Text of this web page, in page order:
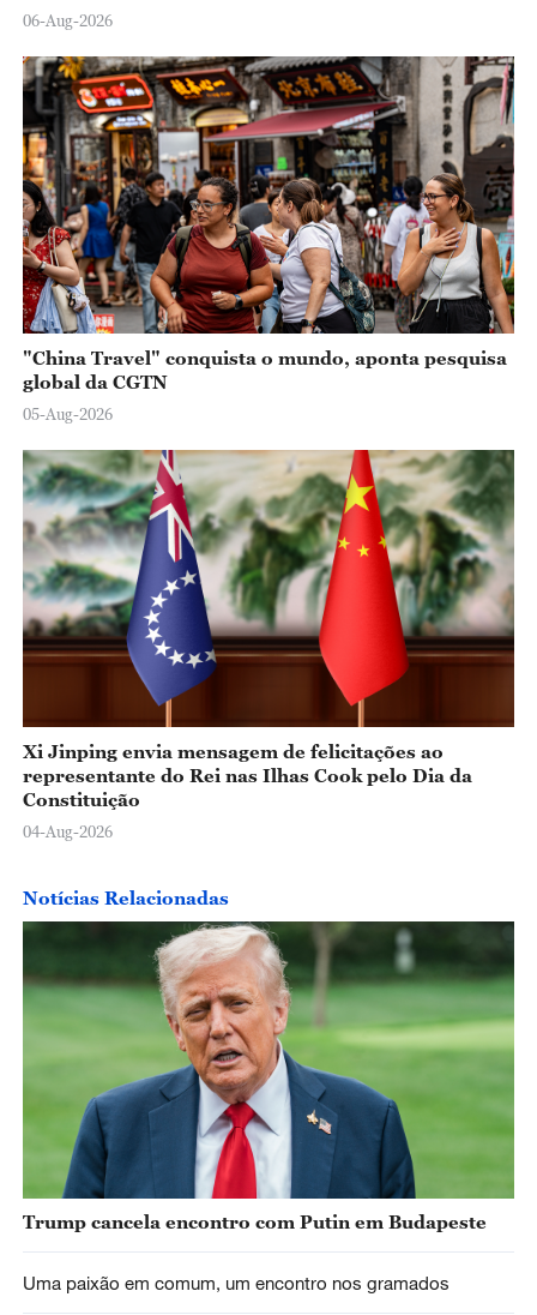
06-Aug-2026
"China Travel" conquista o mundo, aponta pesquisa
global da CGTN
05-Aug-2026
Xi Jinping envia mensagem de felicitações ao
representante do Rei nas Ilhas Cook pelo Dia da
Constituição
04-Aug-2026
Notícias Relacionadas
Trump cancela encontro com Putin em Budapeste​
Uma paixão em comum, um encontro nos gramados